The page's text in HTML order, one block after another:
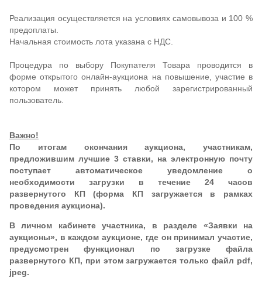
Реализация осуществляется на условиях самовывоза и 100 %
предоплаты.
Начальная стоимость лота указана с НДС.
Процедура по выбору Покупателя Товара проводится в
форме открытого онлайн-аукциона на повышение, участие в
котором может принять любой зарегистрированный
пользователь.
Важно!
По итогам окончания аукциона, участникам,
предложившим лучшие 3 ставки, на электронную почту
поступает автоматическое уведомление о
необходимости загрузки в течение 24 часов
развернутого КП (форма КП загружается в рамках
проведения аукциона).
В личном кабинете участника, в разделе «Заявки на
аукционы», в каждом аукционе, где он принимал участие,
предусмотрен функционал по загрузке файла
развернутого КП, при этом загружается только файл pdf,
jpeg.